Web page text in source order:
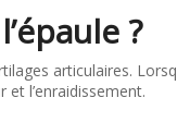
?
articulaires.
l’enraidissement.